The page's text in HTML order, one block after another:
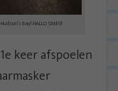
Bay! HALLO SMEG!
keer afspoelen